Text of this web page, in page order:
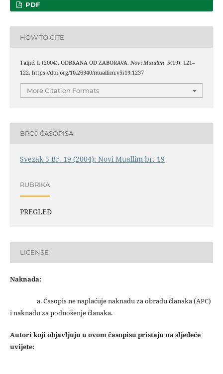
PDF
HOW TO CITE
Taljić, I. (2004). ODBRANA OD ZABORAVA. Novi Muallim, 5(19), 121–
122. https://doi.org/10.26340/muallim.v5i19.1237
More Citation Formats
BROJ ČASOPISA
Svezak 5 Br. 19 (2004): Novi Muallim br. 19
RUBRIKA
PREGLED
LICENSE
Naknada:
a. Časopis ne naplaćuje naknadu za obradu članaka (APC)
i naknadu za podnošenje članaka.
Autori koji objavljuju u ovom časopisu pristaju na sljedeće
uvijete: